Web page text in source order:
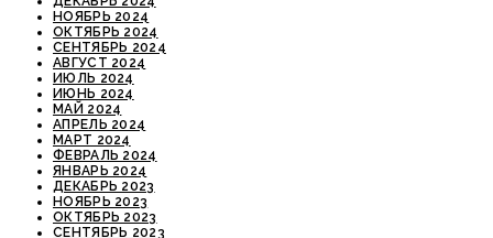
НОЯБРЬ 2024
ОКТЯБРЬ 2024
СЕНТЯБРЬ 2024
АВГУСТ 2024
ИЮЛЬ 2024
ИЮНЬ 2024
МАЙ 2024
АПРЕЛЬ 2024
МАРТ 2024
ФЕВРАЛЬ 2024
ЯНВАРЬ 2024
ДЕКАБРЬ 2023
НОЯБРЬ 2023
ОКТЯБРЬ 2023
СЕНТЯБРЬ 2023